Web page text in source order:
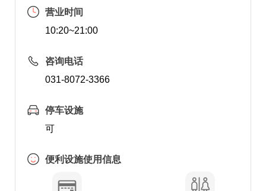
营业时间
10:20~21:00
咨询电话
031-8072-3366
停车设施
可
便利设施使用信息